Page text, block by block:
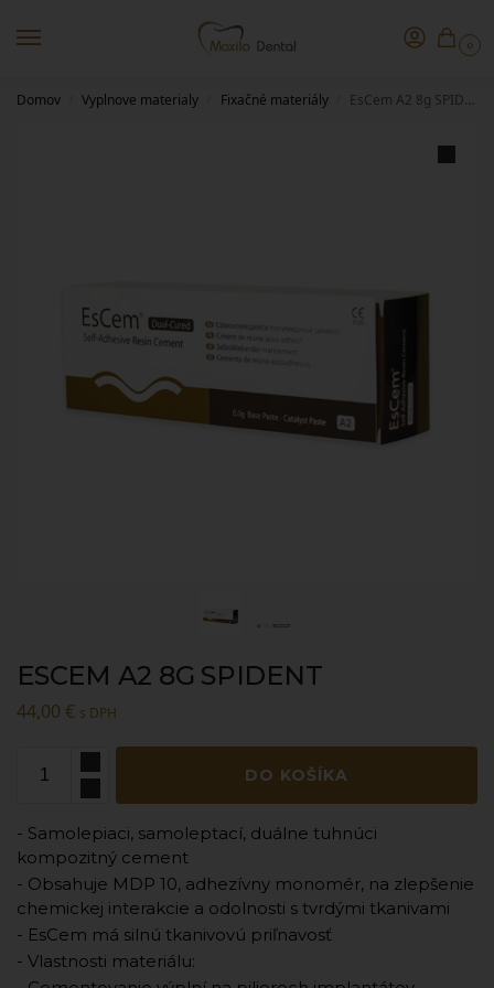
0
Domov Vyplnove materialy Fixačné materiály EsCem A2 8g SPIDENT
ESCEM A2 8G SPIDENT
44,00 € s DPH
DO KOŠÍKA
- Samolepiaci, samoleptací, duálne tuhnúci
kompozitný cement
- Obsahuje MDP 10, adhezívny monomér, na zlepšenie
chemickej interakcie a odolnosti s tvrdými tkanivami
- EsCem má silnú tkanivovú priľnavosť
- Vlastnosti materiálu: